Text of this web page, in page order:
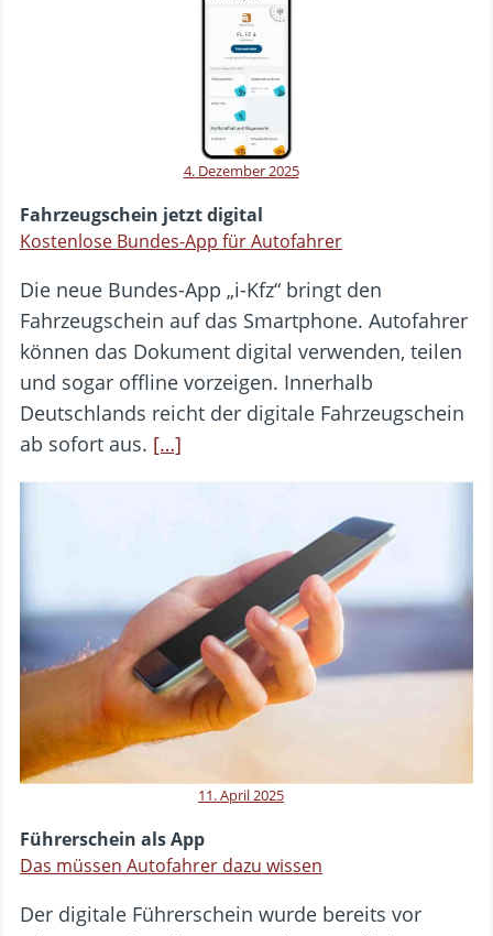
4. Dezember 2025
Fahrzeugschein jetzt digital
Kostenlose Bundes-App für Autofahrer
Die neue Bundes-App „i-Kfz“ bringt den
Fahrzeugschein auf das Smartphone. Autofahrer
können das Dokument digital verwenden, teilen
und sogar offline vorzeigen. Innerhalb
Deutschlands reicht der digitale Fahrzeugschein
ab sofort aus. […]
11. April 2025
Führerschein als App
Das müssen Autofahrer dazu wissen
Der digitale Führerschein wurde bereits vor